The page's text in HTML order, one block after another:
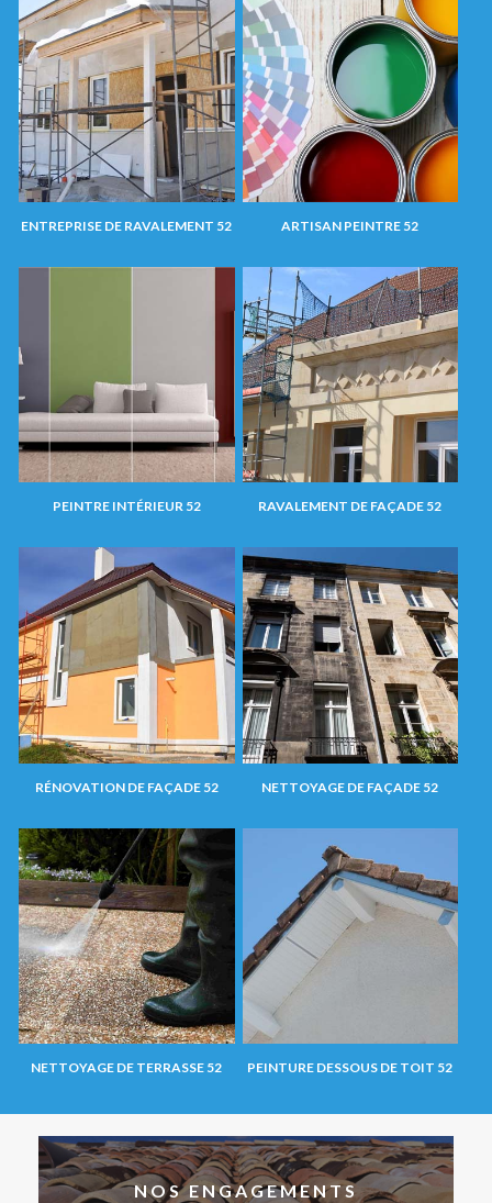
ENTREPRISE DE RAVALEMENT 52 ARTISAN PEINTRE 52
PEINTRE INTÉRIEUR 52 RAVALEMENT DE FAÇADE 52
RÉNOVATION DE FAÇADE 52 NETTOYAGE DE FAÇADE 52
NETTOYAGE DE TERRASSE 52 PEINTURE DESSOUS DE TOIT 52
NOS ENGAGEMENTS